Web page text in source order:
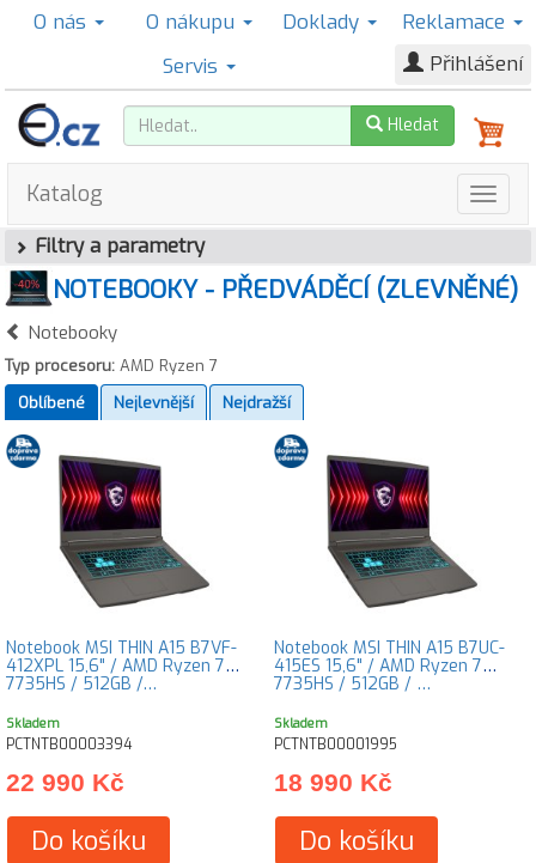
O nás O nákupu Doklady
Reklamace
Servis
Přihlášení
Hledat
Katalog
Filtry a parametry
NOTEBOOKY - PŘEDVÁDĚCÍ (ZLEVNĚNÉ)
Notebooky
Typ procesoru: AMD Ryzen 7
Oblíbené
Nejlevnější Nejdražší
Notebook MSI THIN A15 B7VF-
412XPL 15,6" / AMD Ryzen 7
7735HS / 512GB /…
Skladem
PCTNTB00003394
22 990 Kč
Do košíku
Notebook MSI THIN A15 B7UC-
415ES 15,6" / AMD Ryzen 7
7735HS / 512GB / …
Skladem
PCTNTB00001995
18 990 Kč
Do košíku